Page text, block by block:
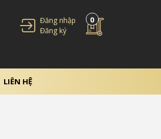
Đăng nhập
Đăng ký
0
LIÊN HỆ